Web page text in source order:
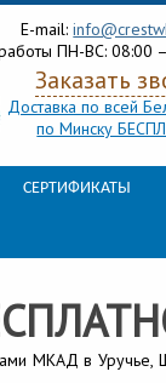
E-mail:
ПН-ВС: 08:00
Заказать
Доставка по всей
по Минску
СЕРТИФИКАТЫ
МКАД в Уручье,